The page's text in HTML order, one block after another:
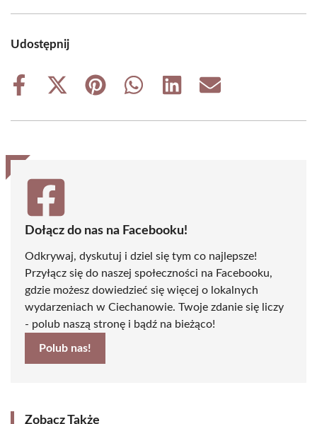
Udostępnij
Share
Share
(Twitter)
Share
Share
Share
Share
Dołącz do nas na Facebooku!
Odkrywaj, dyskutuj i dziel się tym co najlepsze!
Przyłącz się do naszej społeczności na Facebooku,
gdzie możesz dowiedzieć się więcej o lokalnych
wydarzeniach w Ciechanowie. Twoje zdanie się liczy
- polub naszą stronę i bądź na bieżąco!
Polub nas!
Zobacz Także